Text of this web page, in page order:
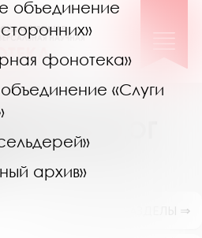
объединение
фонотека»
«Слуги
архив»
КАТАЛОГ
ПОКАЗАТЬ ПОДРАЗДЕЛЫ ⇒